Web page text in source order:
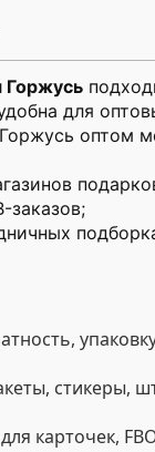
Горжусь
для
оптом
заказов;
стикеры,
карточек,